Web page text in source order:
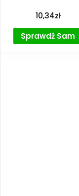
10,34zł
Sprawdź Sam